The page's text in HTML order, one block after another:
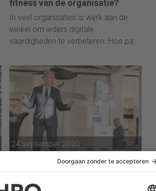
fitness van de organisatie?
In veel organisaties is werk aan de
winkel om ieders digitale
vaardigheden te verbeteren. Hoe pak
24 september 2020
‘Programma’s voor
cultuurverandering werken niet’
Voor een transitie is een groot verhaal